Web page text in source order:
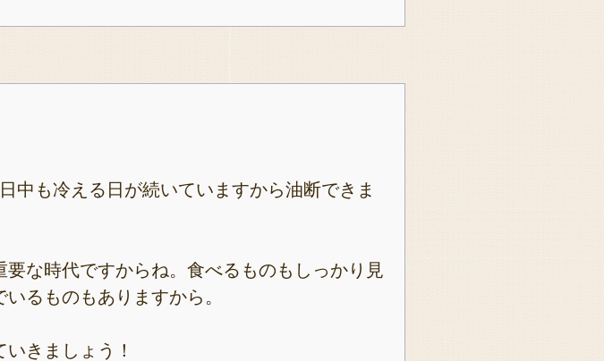
中も冷える日が続いていますから油断できま
な時代ですからね。食べるものもしっかり見
るものもありますから。
きましょう！